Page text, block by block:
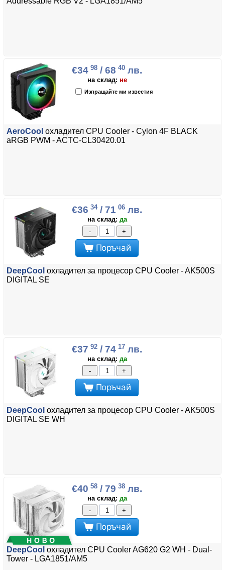
€34 98 / 68 40 лв.
на склад: не
Изпращайте ми известия
AeroCool охладител CPU Cooler - Cylon 4F BLACK
aRGB PWM - ACTC-CL30420.01
€36 34/ 71 06 лв.
на склад: да
-
+
Поръчай
DeepCool охладител за процесор CPU Cooler - AK500S
DIGITAL SE
€37 92 / 74 17 лв.
на склад: да
-
+
Поръчай
DeepCool охладител за процесор CPU Cooler - AK500S
DIGITAL SE WH
€40 58 / 79 38 лв.
на склад: да
-
+
Поръчай
DeepCool охладител CPU Cooler AG620 G2 WH - Dual-
Tower - LGA1851/AM5